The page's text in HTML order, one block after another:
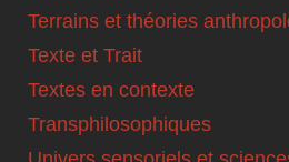
Terrains et théories
Texte et Trait
Textes en contexte
Transphilosophiques